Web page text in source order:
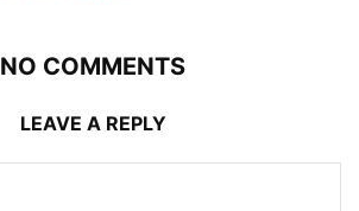
NO COMMENTS
LEAVE A REPLY